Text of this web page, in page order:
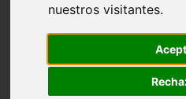
nuestros visitantes.